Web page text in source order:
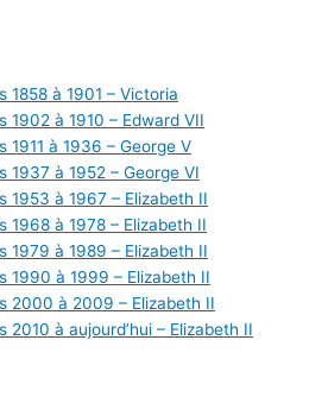
1858 à 1901 – Victoria
1902 à 1910 – Edward VII
1911 à 1936 – George V
1937 à 1952 – George VI
1953 à 1967 – Elizabeth II
1968 à 1978 – Elizabeth II
1979 à 1989 – Elizabeth II
1990 à 1999 – Elizabeth II
2000 à 2009 – Elizabeth II
2010 à aujourd’hui – Elizabeth II